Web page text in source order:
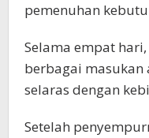
pemenuhan
Selama empat
berbagai
selaras dengan
Setelah